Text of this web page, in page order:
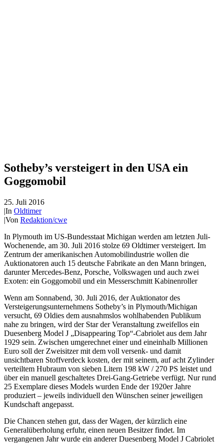
Sotheby’s versteigert in den USA ein
Goggomobil
25. Juli 2016
|In Oldtimer
|Von Redaktion/cwe
In Plymouth im US-Bundesstaat Michigan werden am letzten Juli-
Wochenende, am 30. Juli 2016 stolze 69 Oldtimer versteigert. Im
Zentrum der amerikanischen Automobilindustrie wollen die
Auktionatoren auch 15 deutsche Fabrikate an den Mann bringen,
darunter Mercedes-Benz, Porsche, Volkswagen und auch zwei
Exoten: ein Goggomobil und ein Messerschmitt Kabinenroller
Wenn am Sonnabend, 30. Juli 2016, der Auktionator des
Versteigerungsunternehmens Sotheby’s in Plymouth/Michigan
versucht, 69 Oldies dem ausnahmslos wohlhabenden Publikum
nahe zu bringen, wird der Star der Veranstaltung zweifellos ein
Duesenberg Model J „Disappearing Top“-Cabriolet aus dem Jahr
1929 sein. Zwischen umgerechnet einer und eineinhalb Millionen
Euro soll der Zweisitzer mit dem voll versenk- und damit
unsichtbaren Stoffverdeck kosten, der mit seinem, auf acht Zylinder
verteiltem Hubraum von sieben Litern 198 kW / 270 PS leistet und
über ein manuell geschaltetes Drei-Gang-Getriebe verfügt. Nur rund
25 Exemplare dieses Models wurden Ende der 1920er Jahre
produziert – jeweils individuell den Wünschen seiner jeweiligen
Kundschaft angepasst.
Die Chancen stehen gut, dass der Wagen, der kürzlich eine
Generalüberholung erfuhr, einen neuen Besitzer findet. Im
vergangenen Jahr wurde ein anderer Duesenberg Model J Cabriolet